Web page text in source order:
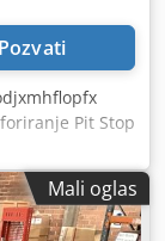
Pozvati
Pit Stop
kompleta za
glava, za
drugu glavu
Mali oglas